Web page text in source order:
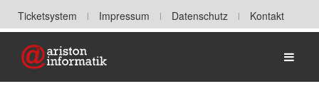
Ticketsystem Impressum Datenschutz
Kontakt
Home